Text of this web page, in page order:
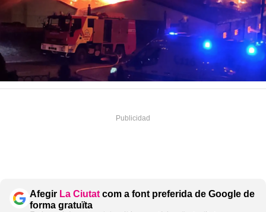
Afegir La Ciutat com a font preferida de Google de
forma gratuïta